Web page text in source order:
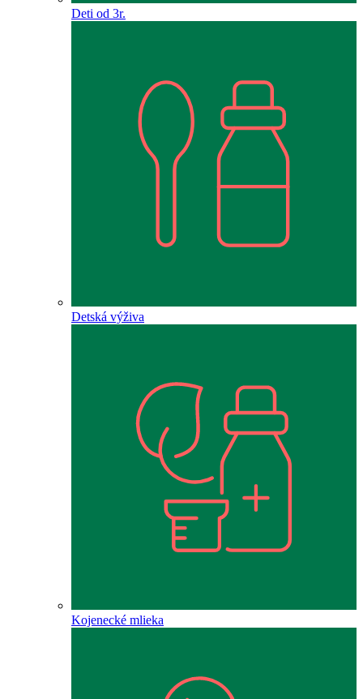
Deti od 3r.
Detská výživa
Kojenecké mlieka